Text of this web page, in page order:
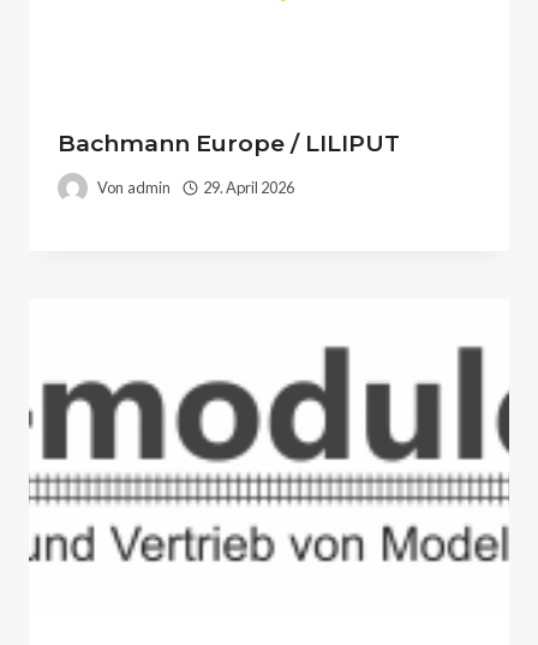
Bachmann Europe / LILIPUT
Von admin 29. April 2026